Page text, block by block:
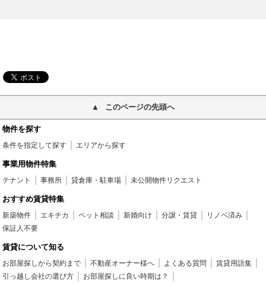
このページの先頭へ
物件を探す
条件を指定して探す エリアから探す
事業用物件特集
テナント 事務所 貸倉庫・駐車場 未公開物件リクエスト
おすすめ賃貸特集
新築物件 エキチカ ペット相談 新婚向け 分譲・賃貸
リノベ済み
保証人不要
賃貸について知る
お部屋探しから契約まで 不動産オーナー様へ よくある質問
賃貸用語集
引っ越し会社の選び方
お部屋探しに良い時期は？